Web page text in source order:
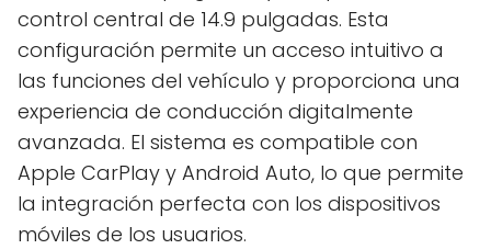
control central de 14.9 pulgadas. Esta
configuración permite un acceso intuitivo a
las funciones del vehículo y proporciona una
experiencia de conducción digitalmente
avanzada. El sistema es compatible con
Apple CarPlay y Android Auto, lo que permite
la integración perfecta con los dispositivos
móviles de los usuarios.